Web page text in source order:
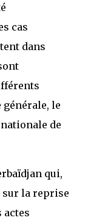
cas
dans
générale, le
de
qui,
sur la reprise
actes